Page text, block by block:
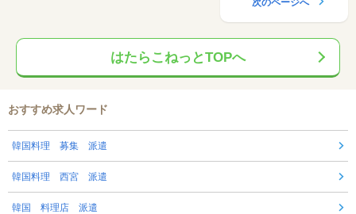
次のページへ
はたらこねっとTOPへ
おすすめ求人ワード
韓国料理 募集 派遣
韓国料理 西宮 派遣
韓国 料理店 派遣